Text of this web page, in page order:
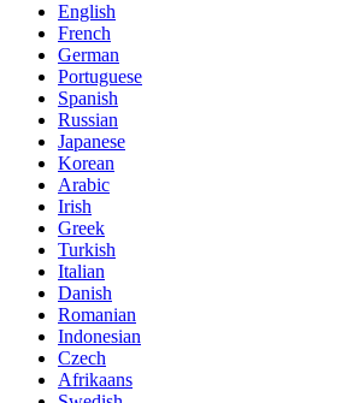
English
French
German
Portuguese
Spanish
Russian
Japanese
Korean
Arabic
Irish
Greek
Turkish
Italian
Danish
Romanian
Indonesian
Czech
Afrikaans